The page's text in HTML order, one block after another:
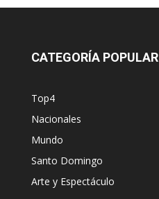
CATEGORÍA POPULAR
Top4
Nacionales
Mundo
Santo Domingo
Arte y Espectáculo